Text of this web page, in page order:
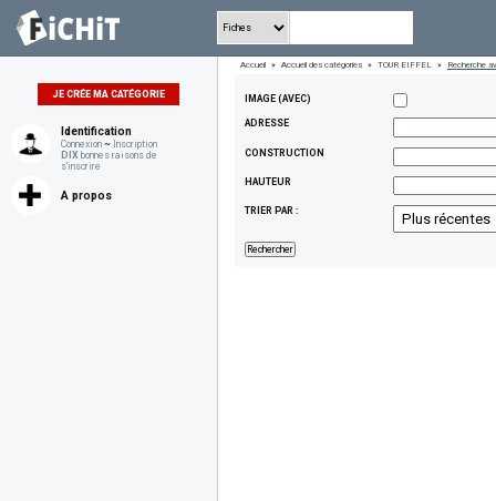
JE CRÉE MA CATÉGORIE
Identification
Connexion ~ Inscription
DIX bonnes raisons de
s'inscrire
A propos
Accueil » Accueil des catégories » TOUR EIFFEL » Recherche
IMAGE (AVEC)
ADRESSE
CONSTRUCTION
HAUTEUR
TRIER PAR :